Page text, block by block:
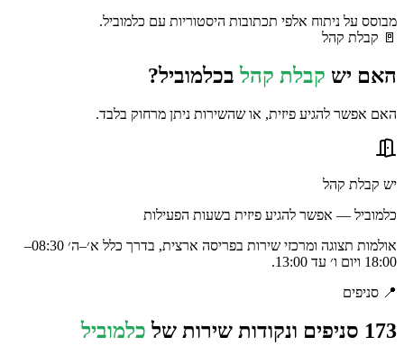
מבוסס על ניתוח אלפי תכתובות היסטוריות עם כלמוביל.
🚪 קבלת קהל
האם יש קבלת קהלבכלמוביל?
האם אפשר להגיע פיזית, או שהשירות ניתן מרחוק בלבד.
יש קבלת קהל
כלמוביל — אפשר להגיע פיזית בשעות הפעילות
אולמות תצוגה ומרכזי שירות בפריסה ארצית, בדרך כלל א׳–ה׳ 08:30–
18:00 ויום ו׳ עד 13:00.
📍 סניפים
173 סניפים ונקודות שירות של כלמוביל